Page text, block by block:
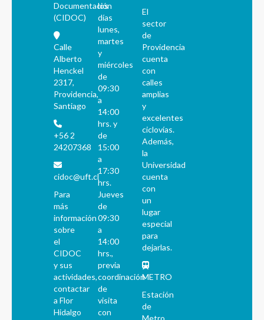
Documentación
(CIDOC)
Calle
Alberto
Henckel
2317,
Providencia,
Santiago
+56 2
24207368
cidoc@uft.cl
Para
más
información
sobre
el
CIDOC
y sus
actividades,
contactar
a Flor
Hidalgo
los
días
lunes,
martes
y
miércoles
de
09:30
a
14:00
hrs. y
de
15:00
a
17:30
hrs.
Jueves
de
09:30
a
14:00
hrs.,
previa
coordinación
de
visita
con
El
sector
de
Providencia
cuenta
con
calles
amplias
y
excelentes
ciclovías.
Además,
la
Universidad
cuenta
con
un
lugar
especial
para
dejarlas.
METRO
Estación
de
Metro